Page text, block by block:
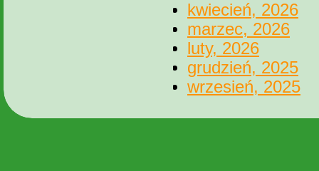
kwiecień, 2026
marzec, 2026
luty, 2026
grudzień, 2025
wrzesień, 2025